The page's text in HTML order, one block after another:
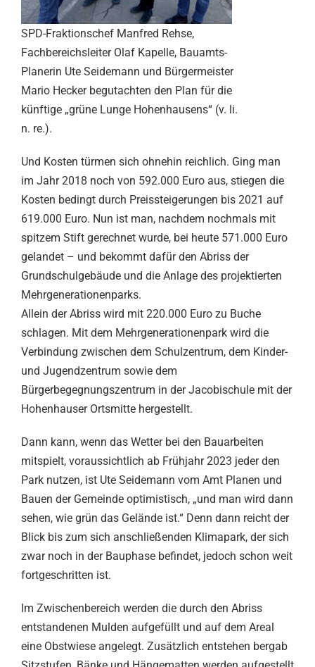
SPD-Fraktionschef Manfred Rehse,
Fachbereichsleiter Olaf Kapelle, Bauamts-
Planerin Ute Seidemann und Bürgermeister
Mario Hecker begutachten den Plan für die
künftige „grüne Lunge Hohenhausens“ (v. li.
n. re.).
Und Kosten türmen sich ohnehin reichlich. Ging man
im Jahr 2018 noch von 592.000 Euro aus, stiegen die
Kosten bedingt durch Preissteigerungen bis 2021 auf
619.000 Euro. Nun ist man, nachdem nochmals mit
spitzem Stift gerechnet wurde, bei heute 571.000 Euro
gelandet – und bekommt dafür den Abriss der
Grundschulgebäude und die Anlage des projektierten
Mehrgenerationenparks.
Allein der Abriss wird mit 220.000 Euro zu Buche
schlagen. Mit dem Mehrgenerationenpark wird die
Verbindung zwischen dem Schulzentrum, dem Kinder-
und Jugendzentrum sowie dem
Bürgerbegegnungszentrum in der Jacobischule mit der
Hohenhauser Ortsmitte hergestellt.
Dann kann, wenn das Wetter bei den Bauarbeiten
mitspielt, voraussichtlich ab Frühjahr 2023 jeder den
Park nutzen, ist Ute Seidemann vom Amt Planen und
Bauen der Gemeinde optimistisch, „und man wird dann
sehen, wie grün das Gelände ist.“ Denn dann reicht der
Blick bis zum sich anschließenden Klimapark, der sich
zwar noch in der Bauphase befindet, jedoch schon weit
fortgeschritten ist.
Im Zwischenbereich werden die durch den Abriss
entstandenen Mulden aufgefüllt und auf dem Areal
eine Obstwiese angelegt. Zusätzlich entstehen bergab